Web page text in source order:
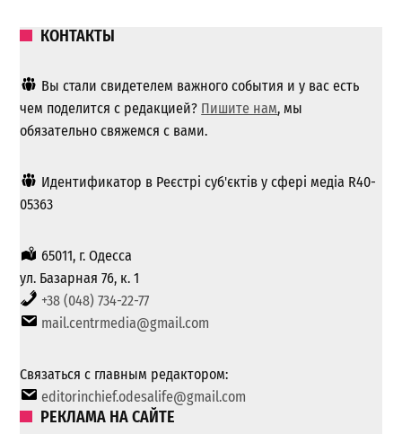
КОНТАКТЫ
Вы стали свидетелем важного события и у вас есть
чем поделится с редакцией? Пишите нам, мы
обязательно свяжемся с вами.
Идентификатор в Реєстрі суб'єктів у сфері медіа R40-
05363
65011, г. Одесса
ул. Базарная 76, к. 1
+38 (048) 734-22-77
mail.centrmedia@gmail.com
Связаться с главным редактором:
editorinchief.odesalife@gmail.com
РЕКЛАМА НА САЙТЕ